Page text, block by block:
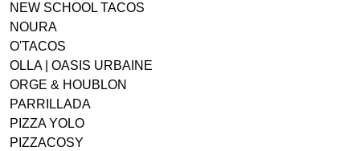
NEW SCHOOL TACOS
NOURA
O'TACOS
OLLA | OASIS URBAINE
ORGE & HOUBLON
PARRILLADA
PIZZA YOLO
PIZZACOSY